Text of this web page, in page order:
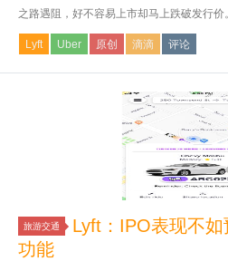
之路遇阻，好不容易上市却马上跌破发行
Lyft Uber 原创 滴滴 评论
旅游交通
Lyft：IPO表现不
功能